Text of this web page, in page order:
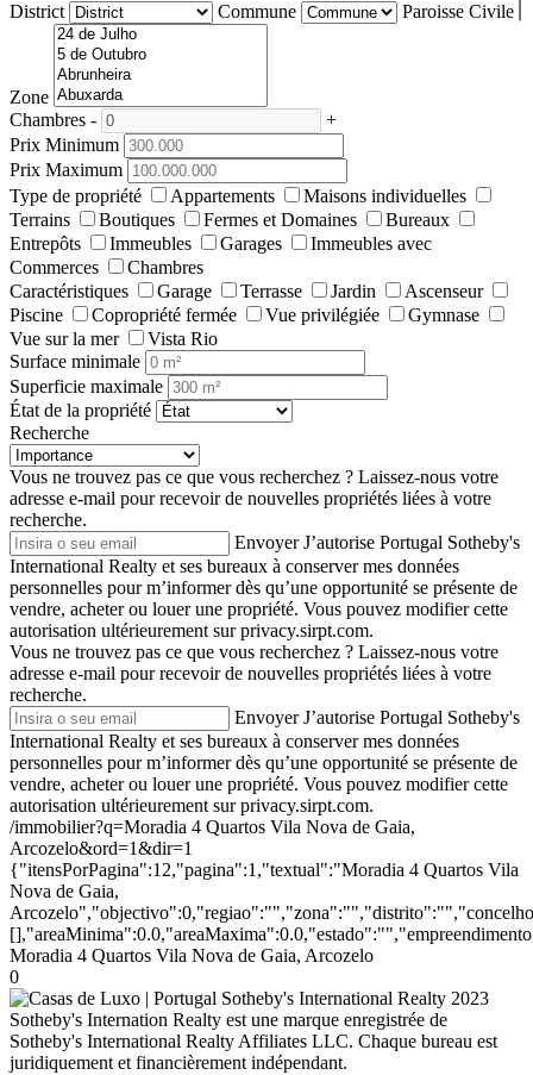
District Commune Paroisse Civile
Zone
Chambres -
+
Prix Minimum
Prix Maximum
Type de propriété
Appartements
Maisons individuelles
Terrains
Boutiques Fermes et Domaines
Bureaux
Entrepôts
Immeubles Garages
Immeubles avec
Commerces
Chambres
Caractéristiques
Garage Terrasse Jardin
Ascenseur
Piscine
Copropriété fermée Vue privilégiée
Gymnase
Vue sur la mer
Vista Rio
Surface minimale
Superficie maximale
État de la propriété
Recherche
Vous ne trouvez pas ce que vous recherchez ? Laissez-nous votre
adresse e-mail pour recevoir de nouvelles propriétés liées à votre
recherche.
Envoyer J’autorise Portugal Sotheby's
International Realty et ses bureaux à conserver mes données
personnelles pour m’informer dès qu’une opportunité se présente de
vendre, acheter ou louer une propriété. Vous pouvez modifier cette
autorisation ultérieurement sur privacy.sirpt.com.
Vous ne trouvez pas ce que vous recherchez ? Laissez-nous votre
adresse e-mail pour recevoir de nouvelles propriétés liées à votre
recherche.
Envoyer J’autorise Portugal Sotheby's
International Realty et ses bureaux à conserver mes données
personnelles pour m’informer dès qu’une opportunité se présente de
vendre, acheter ou louer une propriété. Vous pouvez modifier cette
autorisation ultérieurement sur privacy.sirpt.com.
/immobilier?q=Moradia 4 Quartos Vila Nova de Gaia,
Arcozelo&ord=1&dir=1
{"itensPorPagina":12,"pagina":1,"textual":"Moradia 4 Quartos Vila
Nova de Gaia,
Moradia 4 Quartos Vila Nova de Gaia, Arcozelo
0
2023
Sotheby's Internation Realty est une marque enregistrée de
Sotheby's International Realty Affiliates LLC. Chaque bureau est
juridiquement et financièrement indépendant.